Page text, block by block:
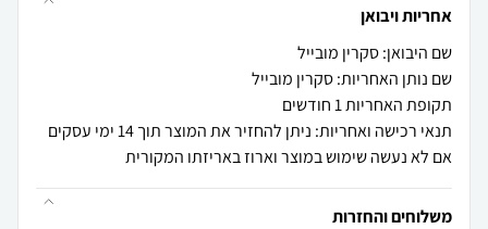
אחריות ויבואן
שם היבואן: סקרין מובייל
שם נותן האחריות: סקרין מובייל
תקופת האחריות 1 חודשים
תנאי רכישה ואחריות: ניתן להחזיר את המוצר תוך 14 ימי עסקים
אם לא נעשה שימוש במוצר וארוז באריזתו המקורית
משלוחים והחזרות